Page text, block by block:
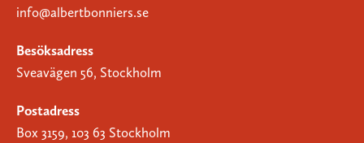
info@albertbonniers.se
Besöksadress
Sveavägen 56, Stockholm
Postadress
Box 3159, 103 63 Stockholm